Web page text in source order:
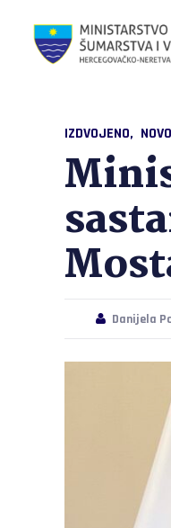
IZDVOJENO
Danijela